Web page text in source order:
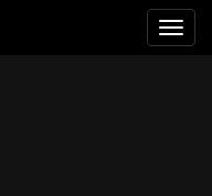
Toggle